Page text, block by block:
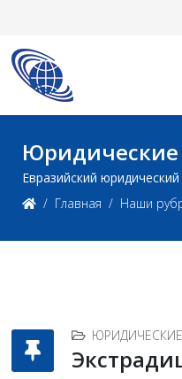
Юридические
Евразийский
Главная
Наши